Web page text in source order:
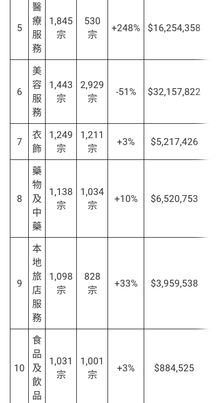
5
醫
療
服
務
1,845
宗
530
宗
+248% $16,254,358
6
美
容
服
務
1,443
宗
2,929
宗
-51% $32,157,822
7
衣
飾
1,249
宗
1,211
宗
+3% $5,217,426
8
藥
物
及
中
藥
1,138
宗
1,034
宗
+10% $6,520,753
9
本
地
旅
店
服
務
1,098
宗
828
宗
+33% $3,959,538
10
食
品
及
飲
品
1,031
宗
1,001
宗
+3% $884,525